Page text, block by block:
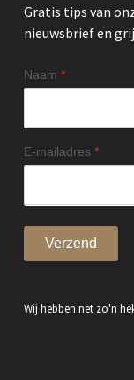
Gratis tips van
nieuwsbrief en
Naam*
E-mailadres*
Verzend
Wij hebben net zo'n